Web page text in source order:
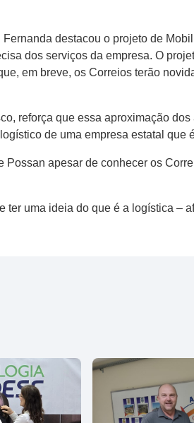
destacou o projeto de
dos serviços da empresa. O
em breve, os Correios terão
reforça que essa aproximação
de uma empresa estatal que
apesar de conhecer os
ter uma ideia do que é a logística –